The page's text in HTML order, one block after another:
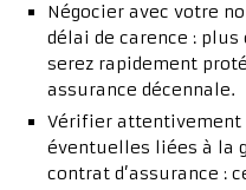
Négocier avec votre
délai de carence :
serez rapidement
assurance décennale.
Vérifier attentivement
éventuelles liées à la
contrat d’assurance :